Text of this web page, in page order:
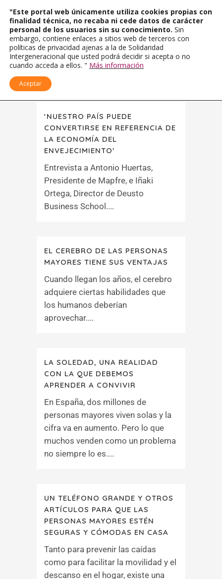
‘NUESTRO PAÍS PUEDE
CONVERTIRSE EN REFERENCIA DE
LA ECONOMÍA DEL
ENVEJECIMIENTO’
Entrevista a Antonio Huertas,
Presidente de Mapfre, e Iñaki
Ortega, Director de Deusto
Business School....
EL CEREBRO DE LAS PERSONAS
MAYORES TIENE SUS VENTAJAS
Cuando llegan los años, el cerebro
adquiere ciertas habilidades que
los humanos deberían
aprovechar....
LA SOLEDAD, UNA REALIDAD
CON LA QUE DEBEMOS
APRENDER A CONVIVIR
En España, dos millones de
personas mayores viven solas y la
cifra va en aumento. Pero lo que
muchos venden como un problema
no siempre lo es....
UN TELÉFONO GRANDE Y OTROS
ARTÍCULOS PARA QUE LAS
PERSONAS MAYORES ESTÉN
SEGURAS Y CÓMODAS EN CASA
Tanto para prevenir las caídas
como para facilitar la movilidad y el
descanso en el hogar, existe una
"Este portal web únicamente utiliza cookies propias con
finalidad técnica, no recaba ni cede datos de carácter
personal de los usuarios sin su conocimiento. Sin
embargo, contiene enlaces a sitios web de terceros con
políticas de privacidad ajenas a la de Solidaridad
Intergeneracional que usted podrá decidir si acepta o no
cuando acceda a ellos. " Más información
Aceptar